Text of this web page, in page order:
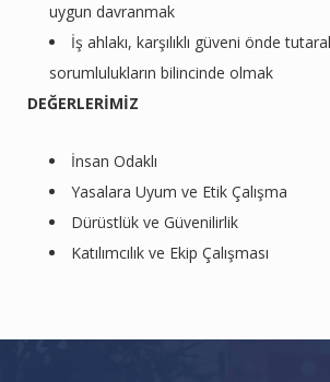
uygun davranmak
İş ahlakı, karşılıklı güveni önde
sorumlulukların bilincinde olmak
DEĞERLERİMİZ
İnsan Odaklı
Yasalara Uyum ve Etik Çalışma
Dürüstlük ve Güvenilirlik
Katılımcılık ve Ekip Çalışması